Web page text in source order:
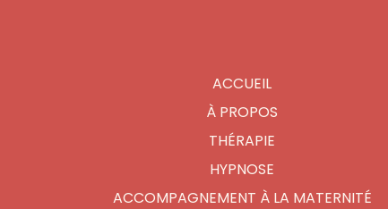
ACCUEIL
À PROPOS
THÉRAPIE
HYPNOSE
ACCOMPAGNEMENT À LA MATERNITÉ